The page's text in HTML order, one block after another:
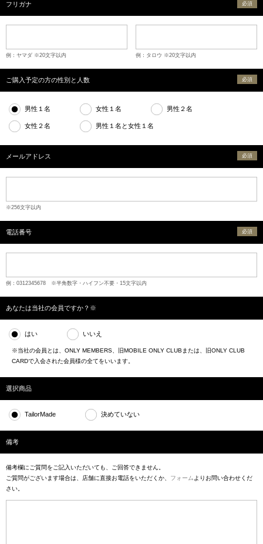
フリガナ 必須
例：ヤマダ ※20文字以内 例：タロウ ※20文字以内
ご購入予定の方の性別と人数 必須
男性１名 女性１名 男性２名
女性２名 男性１名と女性１名
メールアドレス 必須
※256文字以内
電話番号 必須
例：0312345678 ※半角数字・ハイフン不要・15文字以内
あなたは当社の会員ですか？※
はい いいえ
※当社の会員とは、ONLY MEMBERS、旧MOBILE ONLY CLUBまたは、旧ONLY CLUB
CARDで入会された会員様の全てをいいます。
選択商品
TailorMade 決めていない
備考
備考欄にご質問をご記入いただいても、ご回答できません。
ご質問がございます場合は、店舗に直接お電話をいただくか、 フォーム よりお問い合わせくだ
さい。